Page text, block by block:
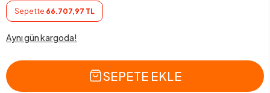
Sepette 66.707,97 TL
Aynı gün kargoda!
SEPETE EKLE